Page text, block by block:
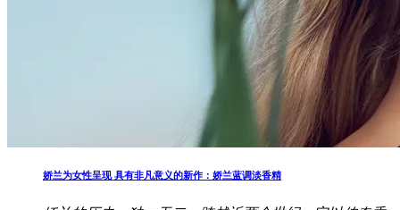
娇兰为女性呈现 具有非凡意义的新作：娇兰蓝调淡香精